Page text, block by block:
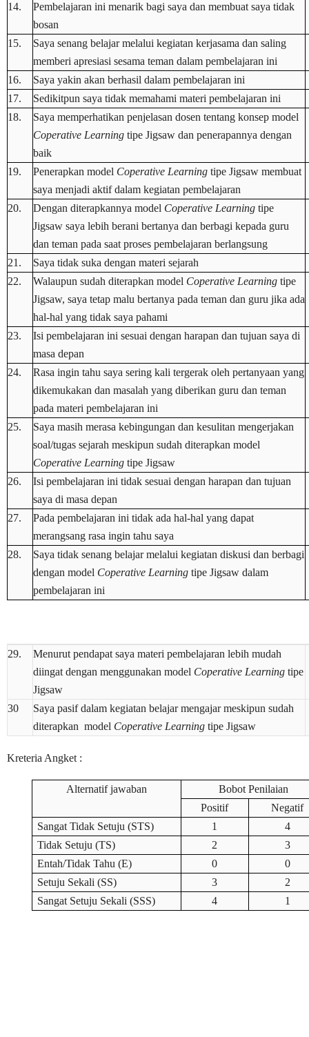
14.
Pembelajaran ini menarik bagi saya dan membuat saya tidak
bosan
15.
Saya senang belajar melalui kegiatan kerjasama dan saling
memberi apresiasi sesama teman dalam pembelajaran ini
16.
Saya yakin akan berhasil dalam pembelajaran ini
17.
Sedikitpun saya tidak memahami materi pembelajaran ini
18.
Saya memperhatikan penjelasan dosen tentang konsep model
Coperative Learning tipe Jigsaw dan penerapannya dengan
baik
19.
Penerapkan model Coperative Learning tipe Jigsaw membuat
saya menjadi aktif dalam kegiatan pembelajaran
20.
Dengan diterapkannya model Coperative Learning tipe
Jigsaw saya lebih berani bertanya dan berbagi kepada guru
dan teman pada saat proses pembelajaran berlangsung
21.
Saya tidak suka dengan materi sejarah
22.
Walaupun sudah diterapkan model Coperative Learning tipe
Jigsaw, saya tetap malu bertanya pada teman dan guru jika ada
hal-hal yang tidak saya pahami
23.
Isi pembelajaran ini sesuai dengan harapan dan tujuan saya di
masa depan
24.
Rasa ingin tahu saya sering kali tergerak oleh pertanyaan yang
dikemukakan dan masalah yang diberikan guru dan teman
pada materi pembelajaran ini
25.
Saya masih merasa kebingungan dan kesulitan mengerjakan
soal/tugas sejarah meskipun sudah diterapkan model
Coperative Learning tipe Jigsaw
26.
Isi pembelajaran ini tidak sesuai dengan harapan dan tujuan
saya di masa depan
27.
Pada pembelajaran ini tidak ada hal-hal yang dapat
merangsang rasa ingin tahu saya
28.
Saya tidak senang belajar melalui kegiatan diskusi dan berbagi
dengan model Coperative Learning tipe Jigsaw dalam
pembelajaran ini
29.
Menurut pendapat saya materi pembelajaran lebih mudah
diingat dengan menggunakan model Coperative Learning tipe
Jigsaw
30
Saya pasif dalam kegiatan belajar mengajar meskipun sudah
diterapkan model Coperative Learning tipe Jigsaw
Kreteria Angket :
Alternatif jawaban
Bobot Penilaian
Positif
Negatif
Sangat Tidak Setuju (STS)
1
4
Tidak Setuju (TS)
2
3
Entah/Tidak Tahu (E)
0
0
Setuju Sekali (SS)
3
2
Sangat Setuju Sekali (SSS)
4 1